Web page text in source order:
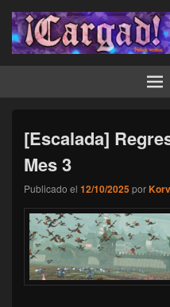
¡Cargad!
[Escalada]
Mes 3
Publicado el 12/10/2025por